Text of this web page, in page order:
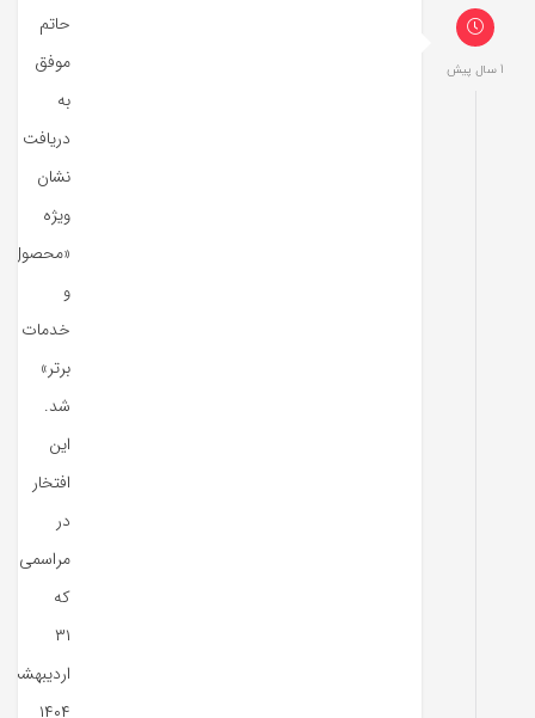
1 سال پیش
حاتم
موفق
به
دریافت
نشان
ویژه
«محصول
و
خدمات
برتر»
شد.
این
افتخار
در
مراسمی
که
۳۱
اردیبهشت
۱۴۰۴